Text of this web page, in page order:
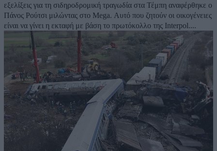
εξελίξεις για τη σιδηροδρομική τραγωδία στα Τέμπη αναφέρθηκε ο
Πάνος Ρούτσι μιλώντας στο Mega. Αυτό που ζητούν οι οικογένειες
είναι να γίνει η εκταφή με βάση το πρωτόκολλο της Interpol....